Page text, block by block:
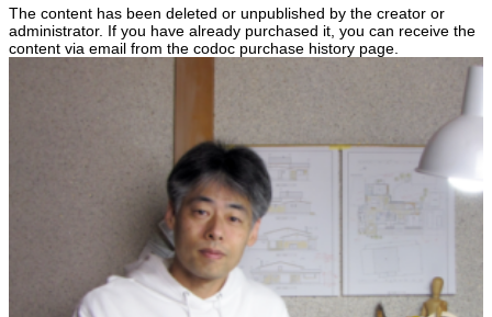
The content has been deleted or unpublished by the creator or
administrator. If you have already purchased it, you can receive the
content via email from the codoc purchase history page.